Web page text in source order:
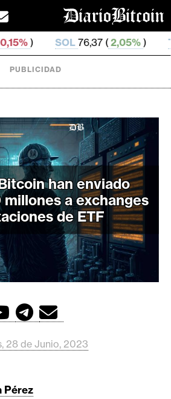
76,37 ( 2,05%) TRX0,329 522 (
PUBLICIDAD
han enviado
millones a exchanges
de ETF
28 de Junio, 2023
Pérez